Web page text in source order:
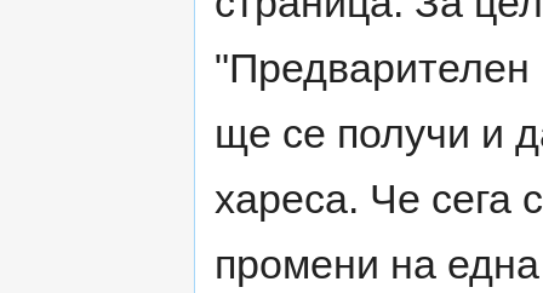
"Предварителен
ще се получи и
хареса. Че сега
промени на